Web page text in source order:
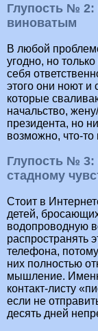
Глупость № 2:
виноватым
В любой
угодно, но
себя
этого они ноют и
которые
начальство,
президента, но
возможно, что-то
Глупость №
стадному
Стоит в
детей,
водопроводную
распространять
телефона,
них полностью
мышление.
контакт-листу
если не
десять дней